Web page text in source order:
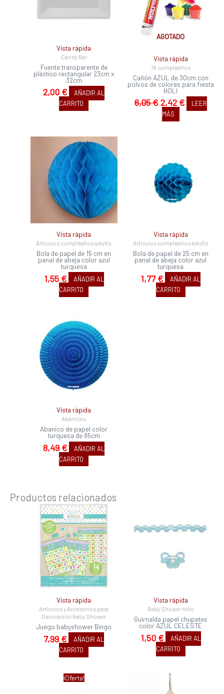
Vista rápida
Candy Bar
Fuente transparente de
plástico rectangular 23cm x
32cm
2,00 €
AÑADIR AL
CARRITO
AGOTADO
Vista rápida
18 cumpleaños
Cañón AZUL de 30cm con
polvos de colores para fiesta
HOLI
6,05€2,42 €
LEER
MÁS
Vista rápida
Artículos cumpleaños adulto
Bola de papel de 15 cm en
panal de abeja color azul
turquesa
1,55 €
AÑADIR AL
CARRITO
Vista rápida
Artículos cumpleaños adulto
Bola de papel de 25 cm en
panal de abeja color azul
turquesa
1,77€
AÑADIR AL
CARRITO
Vista rápida
Abanicos
Abanico de papel color
turquesa de 85cm
8,49 €
AÑADIR AL
CARRITO
Productos relacionados
Vista rápida
Artículos y Accesorios para
Decoración Baby Shower
Juego babyshower Bingo
7,99 €
AÑADIR AL
CARRITO
Vista rápida
Baby Shower niño
Guirnalda papel chupetes
color AZUL CELESTE
1,50 €
AÑADIR AL
CARRITO
¡Oferta!
El